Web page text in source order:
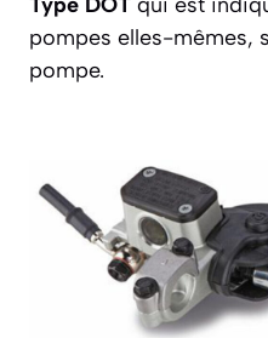
pompes elles-mêmes,
pompe.